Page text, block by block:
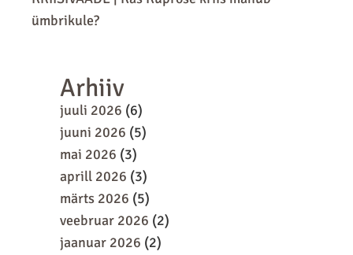
ümbrikule?
Arhiiv
juuli 2026 (6)
juuni 2026 (5)
mai 2026 (3)
aprill 2026 (3)
märts 2026 (5)
veebruar 2026 (2)
jaanuar 2026 (2)